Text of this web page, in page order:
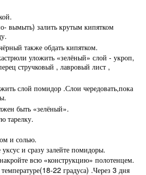
вымыть) залить крутым кипятком
также обдать кипятком.
уложить «зелёный» слой - укроп,
стручковый , лавровый лист ,
слой помидор .Слои чередовать,пока
быть «зелёный».
тарелку.
и солью.
и сразу залейте помидоры.
всю «конструкцию» полотенцем.
22 градуса) .Через 3 дня